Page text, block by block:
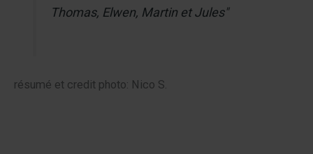
Thomas, Elwen, Martin et Jules"
résumé et credit photo: Nico S.